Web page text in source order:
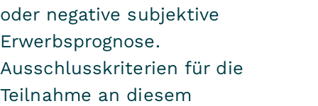
oder negative subjektive
Erwerbsprognose.
Ausschlusskriterien für die
Teilnahme an diesem